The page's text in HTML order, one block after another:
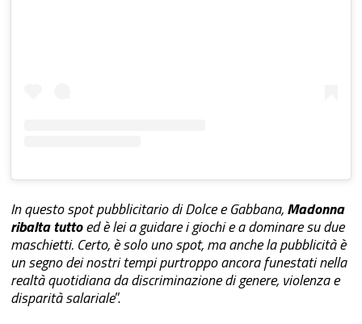
In questo spot pubblicitario di Dolce e Gabbana,Madonna
ribalta tuttoed è lei a guidare i giochi e a dominare su due
maschietti. Certo, è solo uno spot, ma anche la pubblicità è
un segno dei nostri tempi purtroppo ancora funestati nella
realtà quotidiana da discriminazione di genere, violenza e
disparità salariale”.